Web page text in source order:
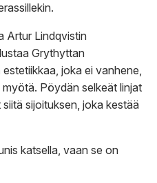
Artur Lindqvistin
Grythyttan
joka ei vanhene,
Pöydän selkeät linjat
sijoituksen, joka kestää
katsella, vaan se on